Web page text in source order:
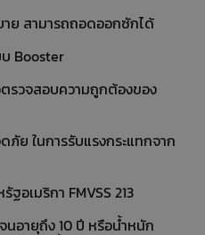
าย สามารถถอดออกซักได้
บ Booster
รวจสอบความถูกต้องของ
ย ในการรับแรงกระแทกจาก
อเมริกา FMVSS 213
นอายุถึง 10 ปี หรือนํ้าหนัก